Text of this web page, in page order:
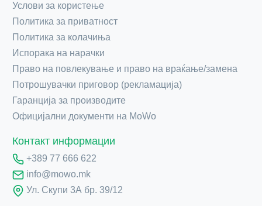
Услови за користење
Политика за приватност
Политика за колачиња
Испорака на нарачки
Право на повлекување и право на враќање/замена
Потрошувачки приговор (рекламација)
Гаранција за производите
Официјални документи на MoWo
Контакт информации
+389 77 666 622
info@mowo.mk
Ул. Скупи 3А бр. 39/12